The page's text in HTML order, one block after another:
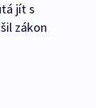
jít s
zákon